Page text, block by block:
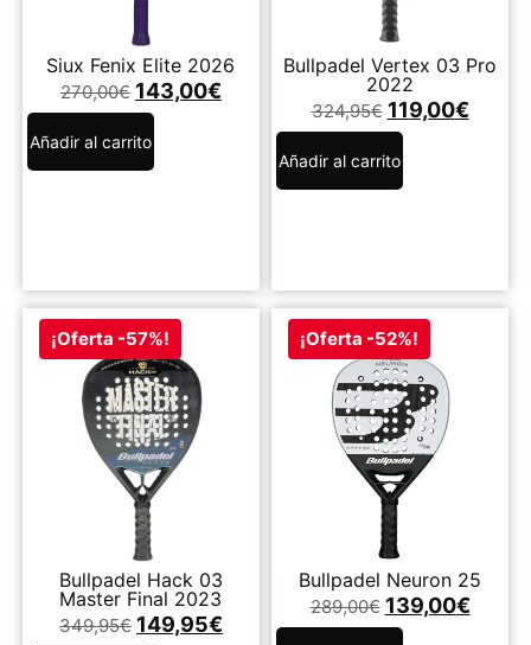
Siux Fenix Elite 2026
270,00€ 143,00€
Añadir al carrito
Bullpadel Vertex 03 Pro
2022
324,95€ 119,00€
Añadir al carrito
¡Oferta -57%!
Bullpadel Hack 03
Master Final 2023
349,95€ 149,95€
¡Oferta -52%!
Bullpadel Neuron 25
289,00€ 139,00€